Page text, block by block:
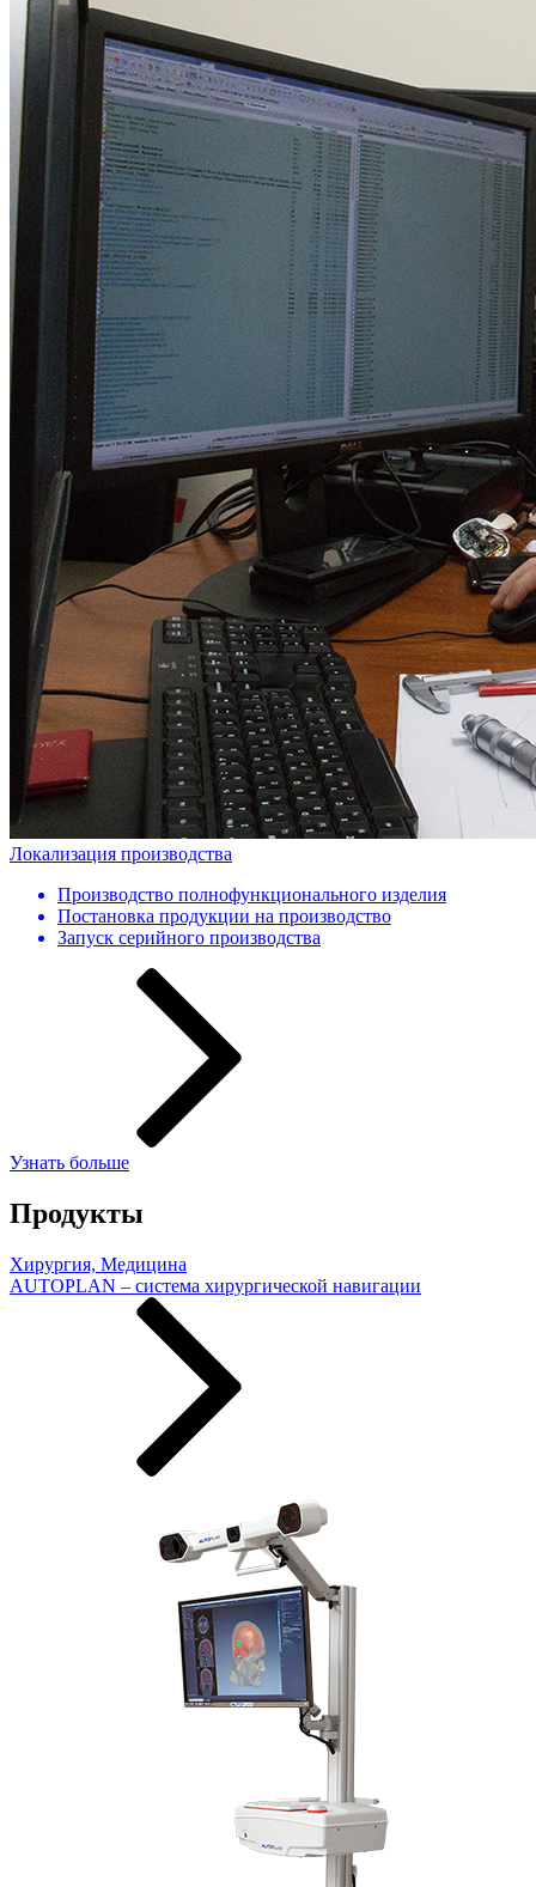
Локализация производства
Производство полнофункционального изделия
Постановка продукции на производство
Запуск серийного производства
Узнать больше
Продукты
Хирургия, Медицина
AUTOPLAN – система хирургической навигации